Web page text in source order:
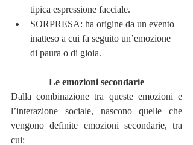
tipica espressione facciale.
SORPRESA: ha origine da un evento
inatteso a cui fa seguito un’emozione
di paura o di gioia.
Le emozioni secondarie
Dalla combinazione tra queste emozioni e
l’interazione sociale, nascono quelle che
vengono definite emozioni secondarie, tra
cui: